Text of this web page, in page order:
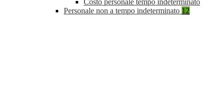
Costo personale tempo indeterminato
Personale non a tempo indeterminato 12